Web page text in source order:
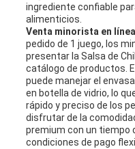
ingrediente confiable
alimenticios.
Venta minorista en
pedido de 1 juego, los
presentar la Salsa de
catálogo de productos.
puede manejar el
en botella de vidrio, lo
rápido y preciso de los
disfrutar de la
premium con un tiempo
condiciones de pago